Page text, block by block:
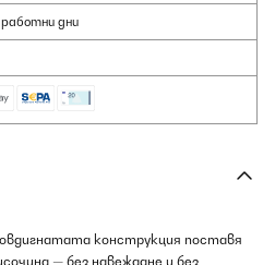
дни
конструкция поставя
— без навеждане и без